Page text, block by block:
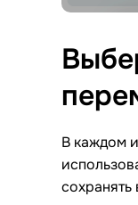
В каждом